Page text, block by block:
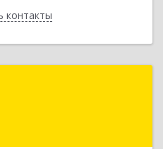
контакты
Сергиево-Посадский